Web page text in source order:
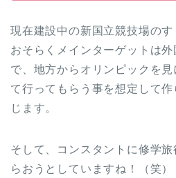
現在建設中の新国立競技場のす
おそらくメインターゲットは
で、地方からオリンピックを
て行ってもらう事を想定して
じます。
そして、コンスタントに修学
らおうとしていますね！（笑）